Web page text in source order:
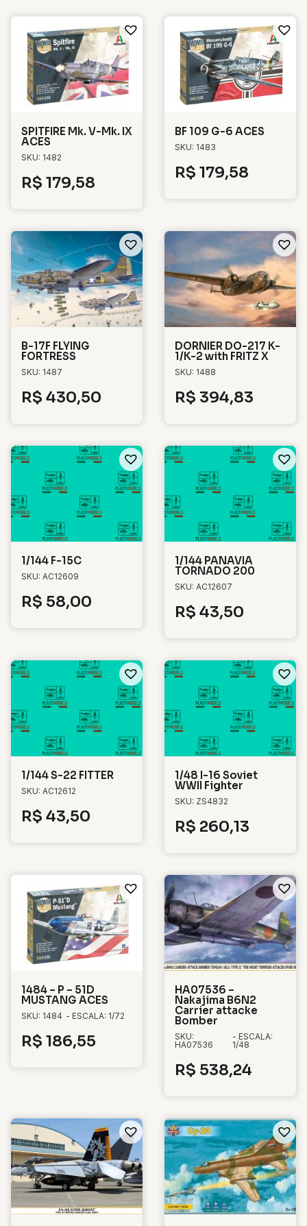
SPITFIRE Mk. V-Mk. IX
ACES
SKU: 1482
R$ 179,58
BF 109 G-6 ACES
SKU: 1483
R$ 179,58
B-17F FLYING
FORTRESS
SKU: 1487
R$ 430,50
DORNIER DO-217 K-
1/K-2 with FRITZ X
SKU: 1488
R$ 394,83
1/144 F-15C
SKU: AC12609
R$ 58,00
1/144 PANAVIA
TORNADO 200
SKU: AC12607
R$ 43,50
1/144 S-22 FITTER
SKU: AC12612
R$ 43,50
1/48 I-16 Soviet
WWII Fighter
SKU: ZS4832
R$ 260,13
1484 – P – 51D
MUSTANG ACES
SKU: 1484 - ESCALA: 1/72
R$ 186,55
HA07536 –
Nakajima B6N2
Carrier attacke
Bomber
SKU:
HA07536
- ESCALA:
1/48
R$ 538,24